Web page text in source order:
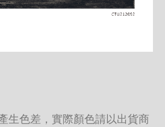
生色差，實際顏色請以出貨商